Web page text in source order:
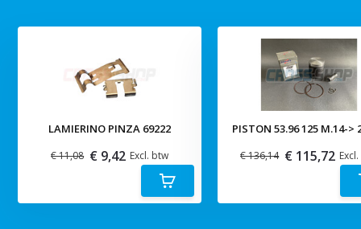
LAMIERINO PINZA 69222
€ 11,08 € 9,42 Excl. btw
PISTON 53.96 125 M.14->
€ 136,14 € 115,72